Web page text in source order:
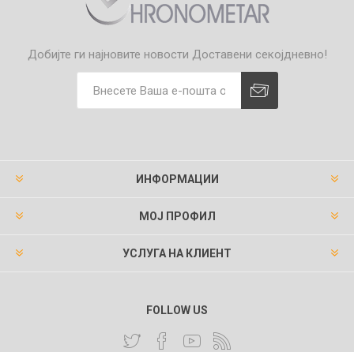
Добијте ги најновите новости Доставени секојдневно!
ИНФОРМАЦИИ
МОЈ ПРОФИЛ
УСЛУГА НА КЛИЕНТ
FOLLOW US